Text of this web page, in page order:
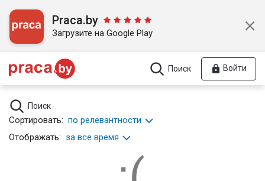
Praca.by
Загрузите на Google Play
Поиск Войти
Поиск
Сортировать: по релевантности
Отображать: за все время